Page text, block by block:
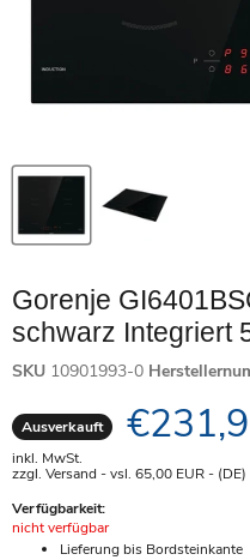
Gorenje
schwarz Integriert
SKU 10901993-0
Ausverkauft Aktueller
inkl. MwSt.
zzgl. Versand - vsl. 65,00 EUR- (DE)
Verfügbarkeit:
Achtung:
nicht verfügbar
Lieferung bis Bordsteinkante